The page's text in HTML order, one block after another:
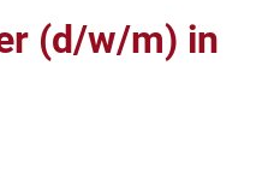
(d/w/m) in